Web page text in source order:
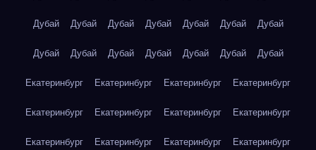
Дубай Дубай Дубай Дубай Дубай Дубай Дубай
Дубай Дубай Дубай Дубай Дубай Дубай Дубай
Екатеринбург Екатеринбург Екатеринбург Екатеринбург
Екатеринбург Екатеринбург Екатеринбург Екатеринбург
Екатеринбург Екатеринбург Екатеринбург Екатеринбург